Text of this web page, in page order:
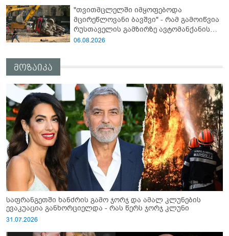
არამედ აღვადგინო ხაზის ტელეფონიც" -
გია ჯაფარიძე
"თვითმცლელში იმყოფებოდა
მცირეწლოვანი ბავშვი" - რამ გამოიწვია
რუსთაველის გამზირზე ავტომანქანის
გადაბრუნება: “ჯივიპი” განცხადებას
06.08.2026
მოზაიკა
საფრანგეთში ხანძრის გამო ჯორჯ და ამალ კლუნების
ევაკუაცია განხორციელდა - რას წერს ჯორჯ კლუნი
31.07.2026